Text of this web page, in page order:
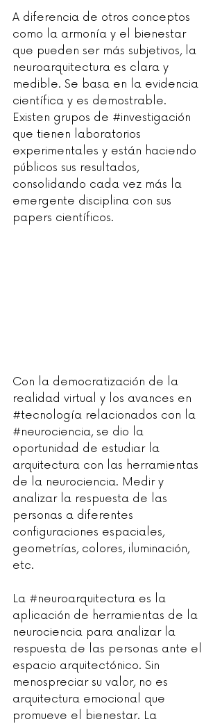
A diferencia de otros conceptos
como la armonía y el bienestar
que pueden ser más subjetivos, la
neuroarquitectura es clara y
medible. Se basa en la evidencia
científica y es demostrable.
Existen grupos de #investigación
que tienen laboratorios
experimentales y están haciendo
públicos sus resultados,
consolidando cada vez más la
emergente disciplina con sus
papers científicos.
Con la democratización de la
realidad virtual y los avances en
#tecnología relacionados con la
#neurociencia, se dio la
oportunidad de estudiar la
arquitectura con las herramientas
de la neurociencia. Medir y
analizar la respuesta de las
personas a diferentes
configuraciones espaciales,
geometrías, colores, iluminación,
etc.
La #neuroarquitectura es la
aplicación de herramientas de la
neurociencia para analizar la
respuesta de las personas ante el
espacio arquitectónico. Sin
menospreciar su valor, no es
arquitectura emocional que
promueve el bienestar. La